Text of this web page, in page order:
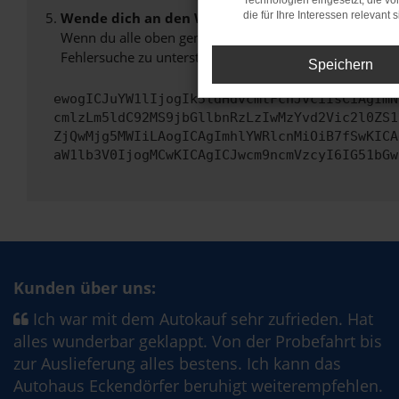
Wende dich an den Webseitenbetreiber.
Wenn du alle oben genannten Schritte versucht hast,
Fehlersuche zu unterstützen:
Kunden über uns:
Ich war mit dem Autokauf sehr zufrieden. Hat
alles wunderbar geklappt. Von der Probefahrt bis
zur Auslieferung alles bestens. Ich kann das
Autohaus Eckendörfer beruhigt weiterempfehlen.
die für Ihre Interessen relevant
Speichern